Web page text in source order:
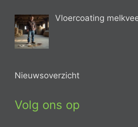
Vloercoating
Nieuwsoverzicht
Volg ons op